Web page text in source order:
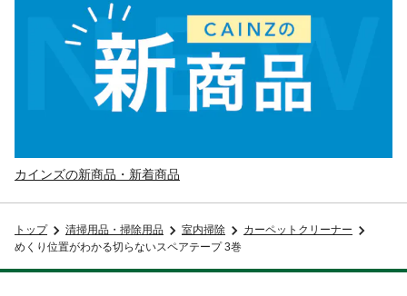
カインズの新商品・新着商品
トップ 清掃用品・掃除用品 室内掃除
カーペットクリーナー
めくり位置がわかる切らないスペアテープ 3巻